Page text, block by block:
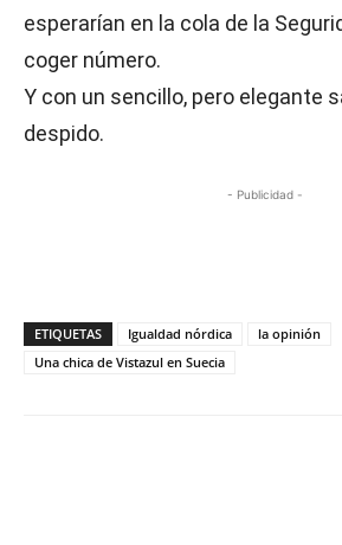
esperarían en la cola de la
coger número.
Y con un sencillo, pero elegante
despido.
- Publicidad -
ETIQUETAS Igualdad nórdica
la opinión
Una chica de Vistazul en Suecia